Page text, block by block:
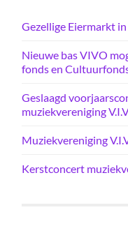
Gezellige Eiermarkt
Nieuwe bas VIVO
fonds en
Geslaagd
muziekvereniging
Muziekvereniging
Kerstconcert